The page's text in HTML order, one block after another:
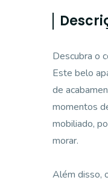
Descubra o
Este belo
de
momentos
mobiliado,
morar.
Além disso,